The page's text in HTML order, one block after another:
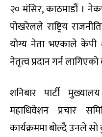
२० मंसिर, काठमाडौं ।
पोखरेलले राष्ट्रिय
योग्य नेता भएकाले केपी
नेतृत्व प्रदान गर्न
शनिबार पार्टी
महाधिवेशन प्रचार
कार्यक्रममा बोल्दै उनले